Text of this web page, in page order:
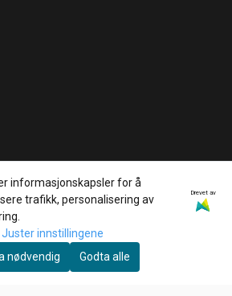
informasjonskapsler for å
trafikk, personalisering av
Drevet av
Juster innstillingene
nødvendig
Godta alle